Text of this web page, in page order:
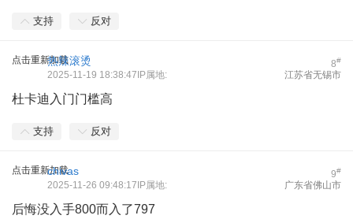
支持 反对
点击重新加载 8#
热辣滚烫
2025-11-19 18:38:47IP属地: 江苏省无锡市
杜卡迪入门门槛高
支持 反对
点击重新加载 9#
chivas
2025-11-26 09:48:17IP属地: 广东省佛山市
后悔没入手800而入了797